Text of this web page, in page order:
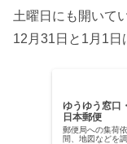
土曜日にも開いて
12月31日と1月1日
ゆうゆう窓口
日本郵便
郵便局への集荷
間、地図などを